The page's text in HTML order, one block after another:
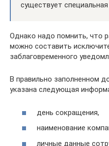
существует
Однако надо помнить, что
можно составить
заблаговременного
В правильно заполненном
указана следующая
день сокращения,
наименование
личные данные